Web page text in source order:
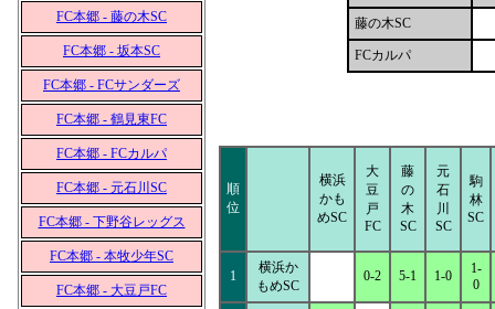
FC本郷 - 藤の木SC
FC本郷 - 坂本SC
FC本郷 - FCサンダーズ
FC本郷 - 鶴見東FC
FC本郷 - FCカルパ
FC本郷 - 元石川SC
FC本郷 - 下野谷レッグス
FC本郷 - 本牧少年SC
FC本郷 - 大豆戸FC
藤の木SC
FCカルパ
順
位
横浜
かも
めSC
大
豆
戸
FC
藤
の
木
SC
元
石
川
SC
駒
林
SC
1
横浜か
もめSC
0-2 5-1 1-0
1-
0